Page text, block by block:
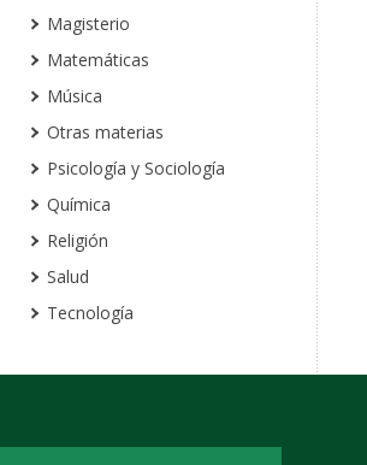
Magisterio
Matemáticas
Música
Otras materias
Psicología y Sociología
Química
Religión
Salud
Tecnología